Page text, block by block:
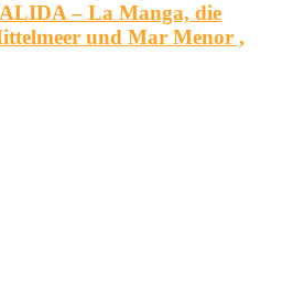
– La Manga, die
und Mar Menor ,